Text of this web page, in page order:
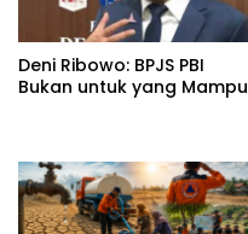
Deni Ribowo: BPJS PBI
Bukan untuk yang Mampu